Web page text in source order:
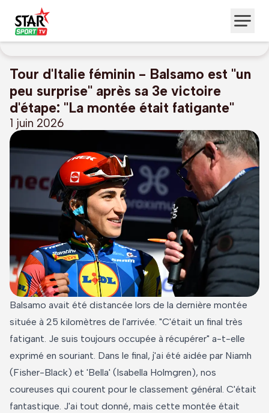
Tour d'Italie féminin - Balsamo est "un
peu surprise" après sa 3e victoire
d'étape: "La montée était fatigante"
1 juin 2026
Balsamo avait été distancée lors de la dernière montée
située à 25 kilomètres de l'arrivée. "C'était un final très
fatigant. Je suis toujours occupée à récupérer" a-t-elle
exprimé en souriant. Dans le final, j'ai été aidée par Niamh
(Fisher-Black) et 'Bella' (Isabella Holmgren), nos
coureuses qui courent pour le classement général. C'était
fantastique. J'ai tout donné, mais cette montée était